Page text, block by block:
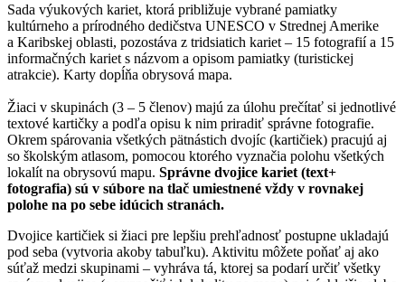
Sada výukových kariet, ktorá približuje vybrané pamiatky
kultúrneho a prírodného dedičstva UNESCO v Strednej Amerike
a Karibskej oblasti, pozostáva z tridsiatich kariet – 15 fotografií a 15
informačných kariet s názvom a opisom pamiatky (turistickej
atrakcie). Karty dopĺňa obrysová mapa.
Žiaci v skupinách (3 – 5 členov) majú za úlohu prečítať si jednotlivé
textové kartičky a podľa opisu k nim priradiť správne fotografie.
Okrem spárovania všetkých pätnástich dvojíc (kartičiek) pracujú aj
so školským atlasom, pomocou ktorého vyznačia polohu všetkých
lokalít na obrysovú mapu. Správne dvojice kariet (text+
fotografia) sú v súbore na tlač umiestnené vždy v rovnakej
polohe na po sebe idúcich stranách.
Dvojice kartičiek si žiaci pre lepšiu prehľadnosť postupne ukladajú
pod seba (vytvoria akoby tabuľku). Aktivitu môžete poňať aj ako
súťaž medzi skupinami – vyhráva tá, ktorej sa podarí určiť všetky